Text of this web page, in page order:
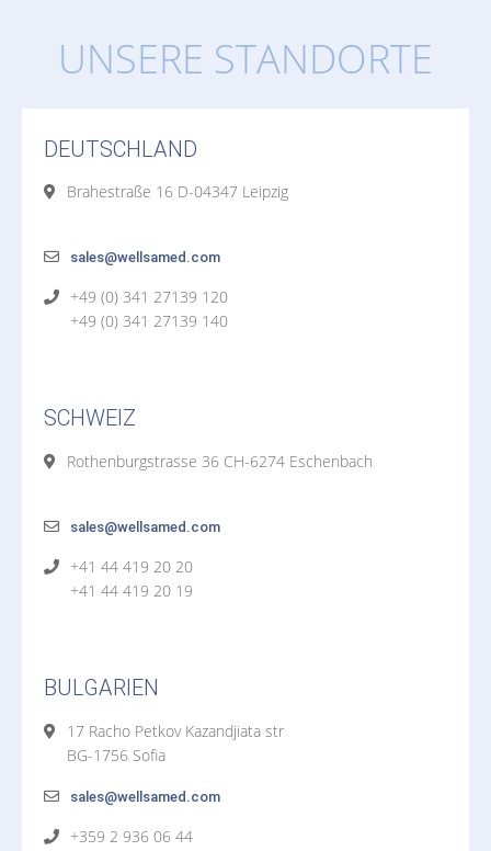
UNSERE STANDORTE
DEUTSCHLAND
Brahestraße 16 D-04347 Leipzig
sales@wellsamed.com
+49 (0) 341 27139 120
+49 (0) 341 27139 140
SCHWEIZ
Rothenburgstrasse 36 CH-6274 Eschenbach
sales@wellsamed.com
+41 44 419 20 20
+41 44 419 20 19
BULGARIEN
17 Racho Petkov Kazandjiata str
BG-1756 Sofia
sales@wellsamed.com
+359 2 936 06 44